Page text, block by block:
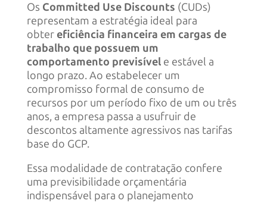
Os Committed Use Discounts (CUDs)
representam a estratégia ideal para
obter eficiência financeira em cargas de
trabalho que possuem um
comportamento previsível e estável a
longo prazo. Ao estabelecer um
compromisso formal de consumo de
recursos por um período fixo de um ou três
anos, a empresa passa a usufruir de
descontos altamente agressivos nas tarifas
base do GCP.
Essa modalidade de contratação confere
uma previsibilidade orçamentária
indispensável para o planejamento